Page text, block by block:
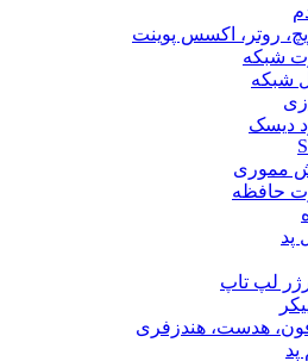
روتر، اکسس پوینت
شبکه
شبکه
دیسک
مموری
حافظه
پد
لپ تاپ
هدست، هندزفری
پد